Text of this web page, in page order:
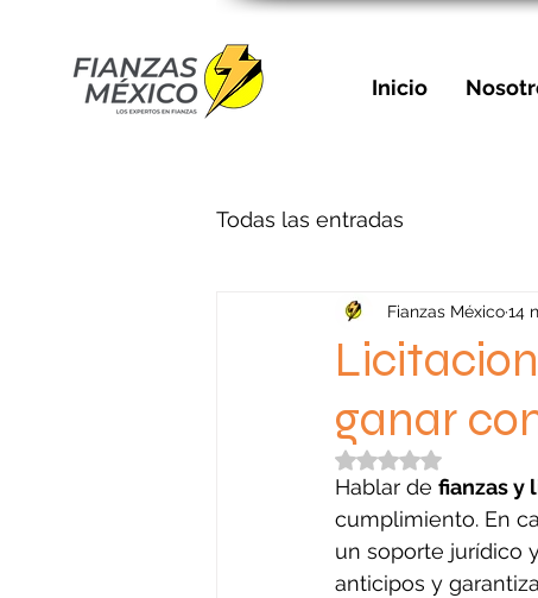
Inicio
Todas las entradas
ganar
Fianzas México14
Obtuvo NaN de 5
Hablar de fianzas y
cumplimiento. En
un soporte jurídico
anticipos y